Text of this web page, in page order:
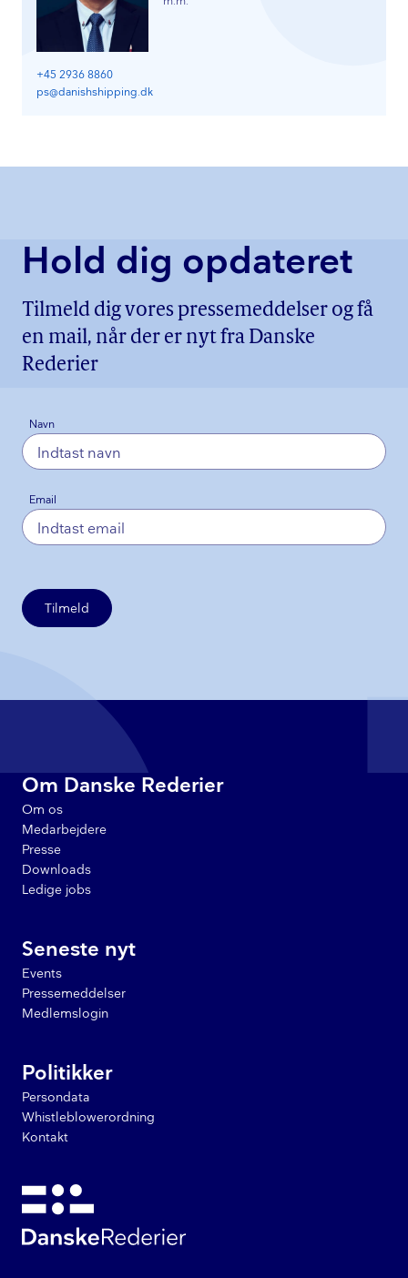
+45 2936 8860
ps@danishshipping.dk
Hold dig opdateret
Tilmeld dig vores pressemeddelser og få
en mail, når der er nyt fra Danske
Rederier
Navn
Email
Tilmeld
Om Danske Rederier
Om os
Medarbejdere
Presse
Downloads
Ledige jobs
Seneste nyt
Events
Pressemeddelser
Medlemslogin
Politikker
Persondata
Whistleblowerordning
Kontakt